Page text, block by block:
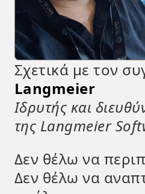
Σχετικά με τον
Langmeier
Ιδρυτής και
της Langmeier
Δεν θέλω να
Δεν θέλω να